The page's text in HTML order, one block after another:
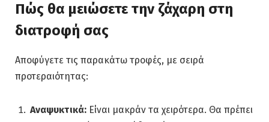
Πώς θα μειώσετε την ζάχαρη στη
διατροφή σας
Αποφύγετε τις παρακάτω τροφές, με σειρά
προτεραιότητας:
Αναψυκτικά: Είναι μακράν τα χειρότερα. Θα πρέπει